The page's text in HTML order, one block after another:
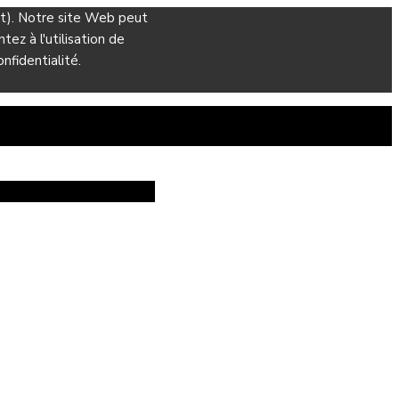
Notre site Web peut
à l'utilisation de